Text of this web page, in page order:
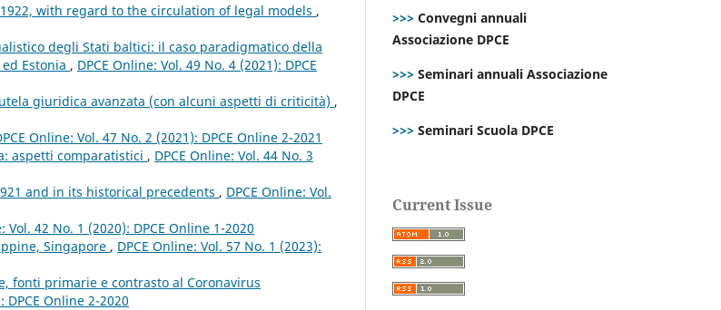
with regard to the circulation of legal models ,
degli Stati baltici: il caso paradigmatico della
Estonia , DPCE Online: Vol. 49 No. 4 (2021): DPCE
giuridica avanzata (con alcuni aspetti di criticità) ,
Online: Vol. 47 No. 2 (2021): DPCE Online 2-2021
aspetti comparatistici , DPCE Online: Vol. 44 No. 3
and in its historical precedents , DPCE Online: Vol.
Vol. 42 No. 1 (2020): DPCE Online 1-2020
Singapore , DPCE Online: Vol. 57 No. 1 (2023):
fonti primarie e contrasto al Coronavirus
DPCE Online 2-2020
>>> Convegni annuali
Associazione DPCE
>>> Seminari annuali Associazione
DPCE
>>> Seminari Scuola DPCE
Current Issue